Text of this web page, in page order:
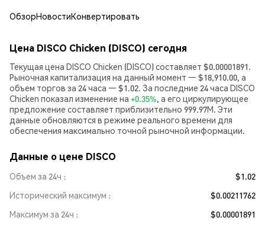
ОбзорНовостиКонвертировать
Цена DISCO Chicken (DISCO) сегодня
Текущая цена DISCO Chicken (DISCO) составляет $0.00001891.
Рыночная капитализация на данный момент — $18,910.00, а
объем торгов за 24 часа — $1.02. За последние 24 часа DISCO
Chicken показал изменение на +0.35%, а его циркулирующее
предложение составляет приблизительно 999.97M. Эти
данные обновляются в режиме реального времени для
обеспечения максимально точной рыночной информации.
Данные о цене DISCO
Объем за 24ч
$1.02
Исторический максимум
$0.00211762
Максимум за 24ч
$0.00001891